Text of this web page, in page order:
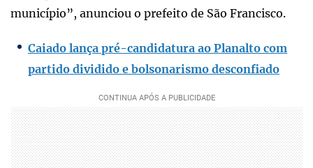
município”, anunciou o prefeito de São Francisco.
Caiado lança pré-candidatura ao Planalto com
partido dividido e bolsonarismo desconfiado